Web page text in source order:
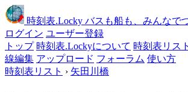
時刻表.Locky バスも船も、みんなで
ログイン ユーザー登録
トップ 時刻表.Lockyについて 時刻表リスト
線編集 アップロード フォーラム 使い方
時刻表リスト › 矢田川橋